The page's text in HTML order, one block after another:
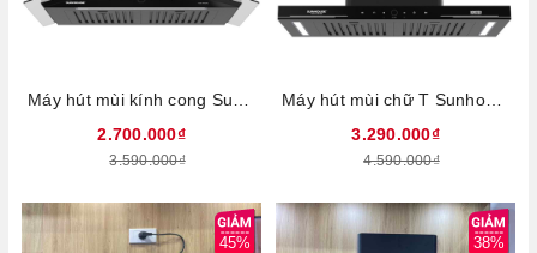
2.700.000₫
3.590.000₫
Máy hút mùi chữ T Sunhouse SHB72083, Công suất 220W, Công nghệ Ultra-Quiet độ ồn thấp, Điều khiển cảm biến thông minh, Chế độ Booster hút cực mạnh, Bảo hành 36 tháng tại nhà
3.290.000₫
4.590.000₫
45% 38%